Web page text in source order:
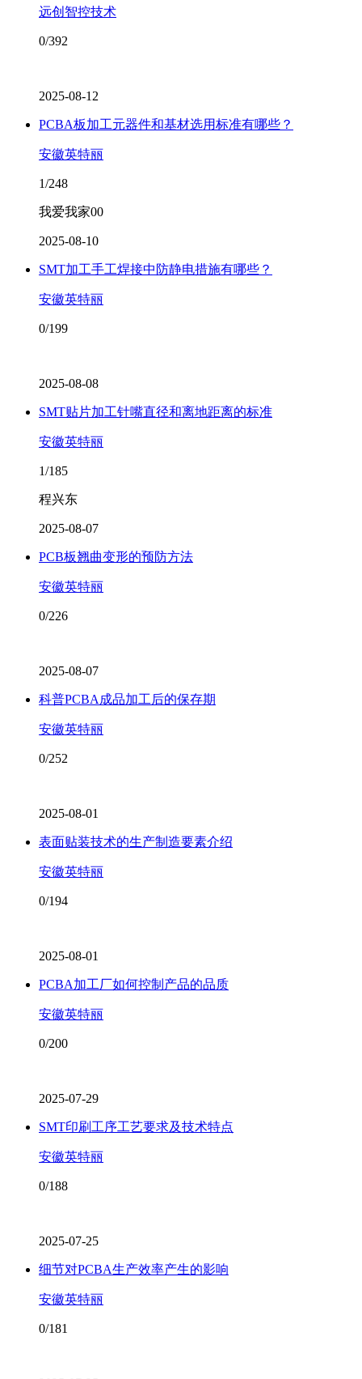
远创智控技术
0/392
2025-08-12
PCBA板加工元器件和基材选用标准有哪些？
安徽英特丽
1/248
我爱我家00
2025-08-10
SMT加工手工焊接中防静电措施有哪些？
安徽英特丽
0/199
2025-08-08
SMT贴片加工针嘴直径和离地距离的标准
安徽英特丽
1/185
程兴东
2025-08-07
PCB板翘曲变形的预防方法
安徽英特丽
0/226
2025-08-07
科普PCBA成品加工后的保存期
安徽英特丽
0/252
2025-08-01
表面贴装技术的生产制造要素介绍
安徽英特丽
0/194
2025-08-01
PCBA加工厂如何控制产品的品质
安徽英特丽
0/200
2025-07-29
SMT印刷工序工艺要求及技术特点
安徽英特丽
0/188
2025-07-25
细节对PCBA生产效率产生的影响
安徽英特丽
0/181